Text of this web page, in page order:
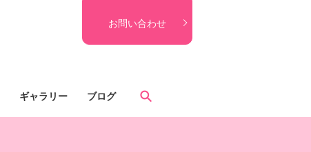
お問い合わせ
ギャラリー ブログ